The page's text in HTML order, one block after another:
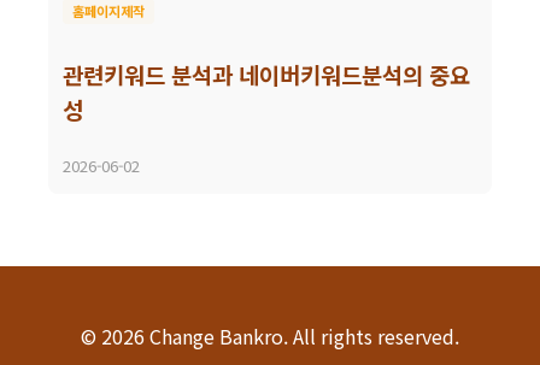
홈페이지제작
관련키워드 분석과 네이버키워드분석의 중요
성
2026-06-02
© 2026 Change Bankro. All rights reserved.